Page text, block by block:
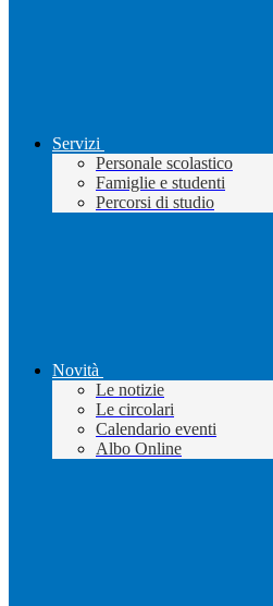
Servizi
Personale scolastico
Famiglie e studenti
Percorsi di studio
Novità
Le notizie
Le circolari
Calendario eventi
Albo Online